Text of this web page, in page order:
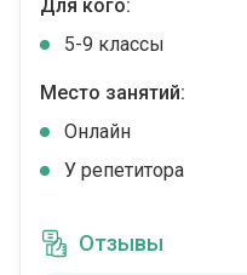
Для кого:
5-9 классы
Место занятий:
Онлайн
У репетитора
Отзывы